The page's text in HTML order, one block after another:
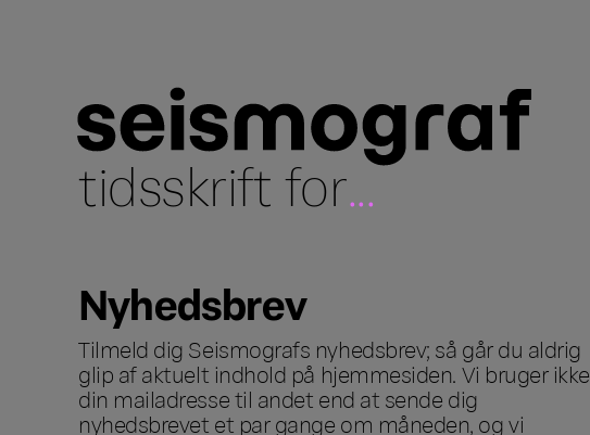
tidsskrift for...
Nyhedsbrev
Tilmeld dig Seismografs nyhedsbrev; så går du aldrig
glip af aktuelt indhold på hjemmesiden. Vi bruger ikke
din mailadresse til andet end at sende dig
nyhedsbrevet et par gange om måneden, og vi